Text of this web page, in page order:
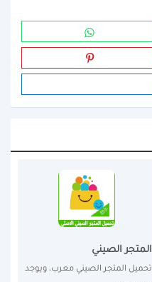
المتجر الصيني